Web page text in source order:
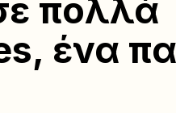
πολλά
ένα